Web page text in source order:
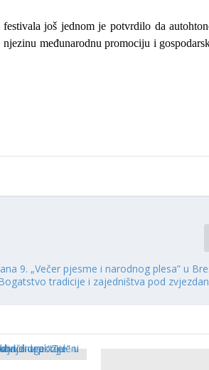
još jednom je potvrdilo da
međunarodnu promociju i
9. „Večer pjesme i narodnog plesa” u
tradicije i zajedništva pod